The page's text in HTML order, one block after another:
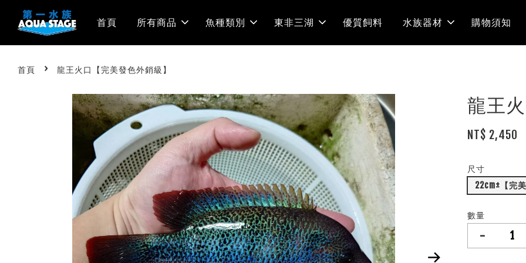
首頁 所有商品 魚種類別 東非三湖 優質飼料 水族器材 購物須知
首頁 › 龍王火口【完美發色外銷級】
龍王
NT$ 2,450
尺寸
22cm±【完
數量
-